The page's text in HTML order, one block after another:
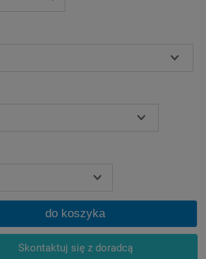
do koszyka
Skontaktuj się z doradcą